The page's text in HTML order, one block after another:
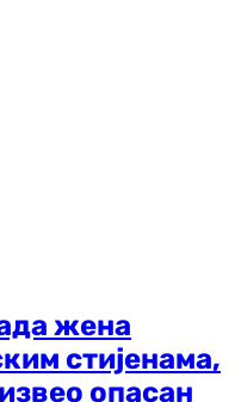
жена
стијенама,
опасан